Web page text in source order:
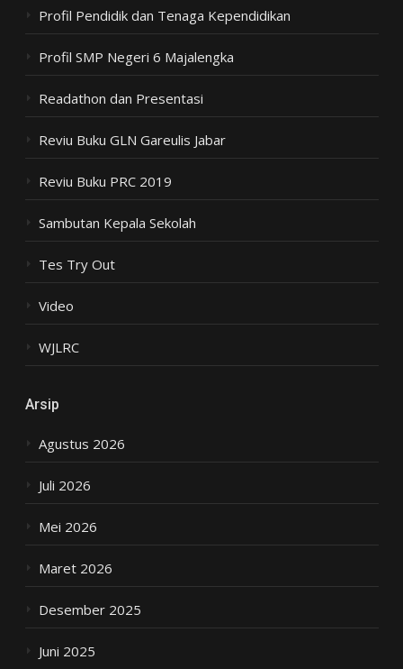
Profil Pendidik dan Tenaga Kependidikan
Profil SMP Negeri 6 Majalengka
Readathon dan Presentasi
Reviu Buku GLN Gareulis Jabar
Reviu Buku PRC 2019
Sambutan Kepala Sekolah
Tes Try Out
Video
WJLRC
Arsip
Agustus 2026
Juli 2026
Mei 2026
Maret 2026
Desember 2025
Juni 2025